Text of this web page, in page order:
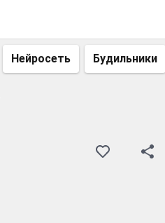
Нейросеть Будильники